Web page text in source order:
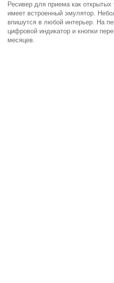
Ресивер для приема как
имеет встроенный эмулятор.
впишутся в любой интерьер. На
цифровой индикатор и кнопки
месяцев.